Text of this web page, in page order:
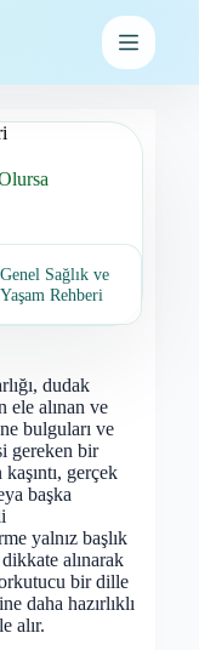
Genel Sağlık ve
Yaşam Rehberi
dudak
ele alınan ve
bulguları ve
gereken bir
kaşıntı, gerçek
başka
yalnız başlık
alınarak
bir dille
daha hazırlıklı
alır.